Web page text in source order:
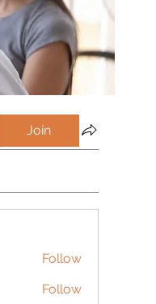
Join
Follow
Follow